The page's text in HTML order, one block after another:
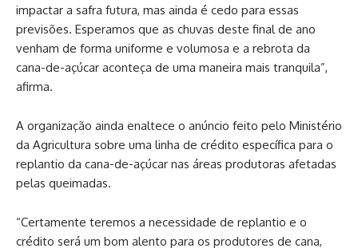
impactar a safra futura, mas ainda é cedo para essas
previsões. Esperamos que as chuvas deste final de ano
venham de forma uniforme e volumosa e a rebrota da
cana-de-açúcar aconteça de uma maneira mais tranquila”,
afirma.
A organização ainda enaltece o anúncio feito pelo Ministério
da Agricultura sobre uma linha de crédito específica para o
replantio da cana-de-açúcar nas áreas produtoras afetadas
pelas queimadas.
“Certamente teremos a necessidade de replantio e o
crédito será um bom alento para os produtores de cana,